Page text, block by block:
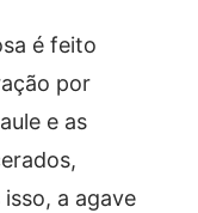
é feito
por
e as
isso, a agave